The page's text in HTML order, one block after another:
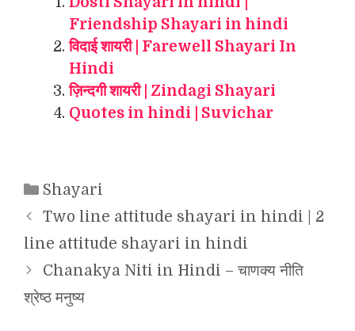
Friendship Shayari in hindi
विदाई शायरी | Farewell Shayari In
Hindi
ज़िन्दगी शायरी | Zindagi Shayari
Quotes in hindi | Suvichar
Categories
Shayari
Two line attitude shayari in hindi | 2
line attitude shayari in hindi
Chanakya Niti in Hindi – चाणक्य नीति
श्रेष्ठ मनुष्य